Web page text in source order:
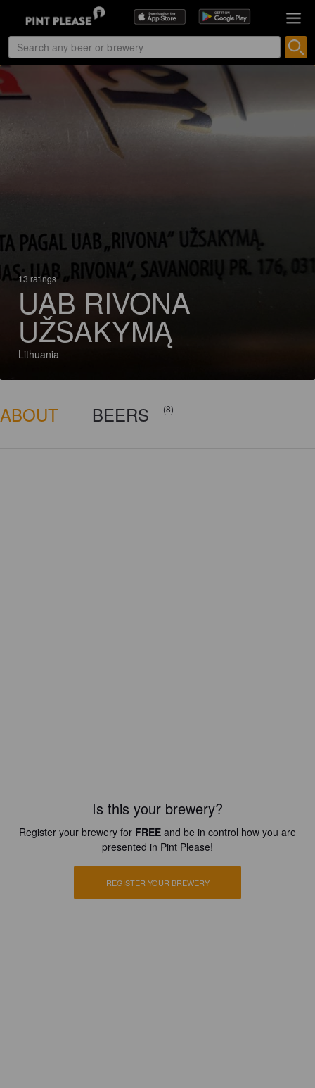
13 ratings
UAB RIVONA
UŽSAKYMĄ
Lithuania
ABOUT BEERS (8)
Is this your brewery?
Register your brewery for FREE and be in control how you are
presented in Pint Please!
REGISTER YOUR BREWERY